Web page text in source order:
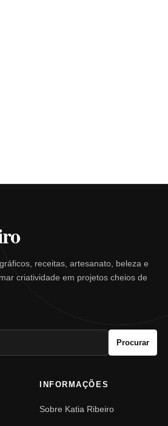
receitas, artesanato, beleza e
criatividade em projetos cheios de
Procurar
INFORMAÇÕES
Sobre Katia Ribeiro